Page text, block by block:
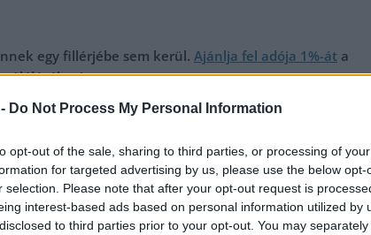
Do Not Process My Personal Information
opt-out of the sale, sharing to third parties, or processing of
for targeted advertising by us, please use the below opt-
selection. Please note that after your opt-out request is
interest-based ads based on personal information utilized by
to third parties prior to your opt-out. You may
egy fillérjébe sem kerül. Ajánlja fel adója 1%-át a
túléléséhez!
,program,rendezvény,Szolnok,workshop
Sokkoló állatkínzás Abonyban, vádat emeltek az
ellen